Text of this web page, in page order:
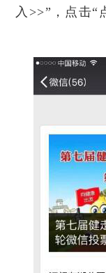
入>>”，点击“